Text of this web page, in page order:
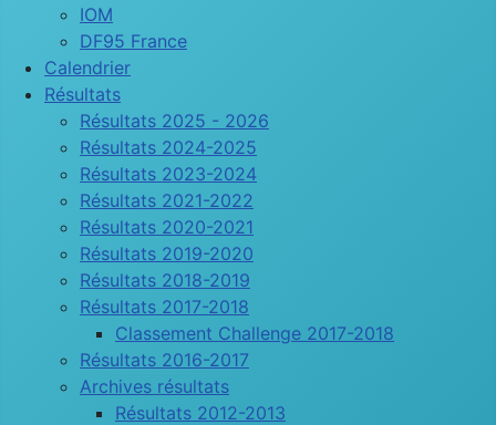
IOM
DF95 France
Calendrier
Résultats
Résultats 2025 - 2026
Résultats 2024-2025
Résultats 2023-2024
Résultats 2021-2022
Résultats 2020-2021
Résultats 2019-2020
Résultats 2018-2019
Résultats 2017-2018
Classement Challenge 2017-2018
Résultats 2016-2017
Archives résultats
Résultats 2012-2013